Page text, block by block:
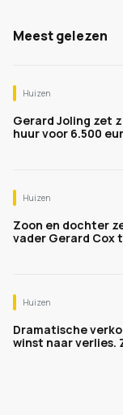
Meest gelezen
Huizen
Gerard Joling zet
huur voor 6.500
Huizen
Zoon en dochter
vader Gerard Cox
Huizen
Dramatische
winst naar verlies.